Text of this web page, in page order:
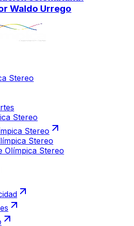
Waldo Urrego
Stereo
Stereo
Stereo
Stereo
Olímpica Stereo